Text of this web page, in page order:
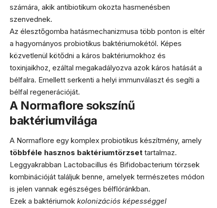
számára, akik antibiotikum okozta hasmenésben
szenvednek.
Az élesztőgomba hatásmechanizmusa több ponton is eltér
a hagyományos probiotikus baktériumokétól. Képes
közvetlenül kötődni a káros baktériumokhoz és
toxinjaikhoz, ezáltal megakadályozva azok káros hatását a
bélfalra. Emellett serkenti a helyi immunválaszt és segíti a
bélfal regenerációját.
A Normaflore sokszínű
baktériumvilága
A Normaflore egy komplex probiotikus készítmény, amely
többféle hasznos baktériumtörzset tartalmaz.
Leggyakrabban Lactobacillus és Bifidobacterium törzsek
kombinációját találjuk benne, amelyek természetes módon
is jelen vannak egészséges bélflóránkban.
Ezek a baktériumok kolonizációs képességgel